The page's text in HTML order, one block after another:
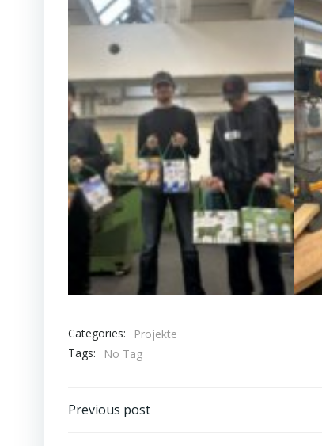
Categories:
Projekte
Tags:
No Tag
Post
Previous post